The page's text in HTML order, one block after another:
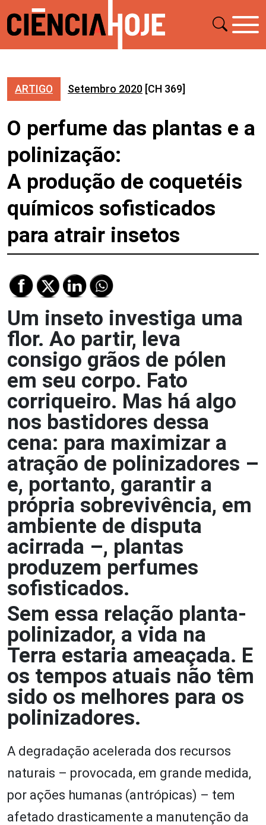
ARTIGO Setembro 2020 [CH 369]
O perfume das plantas e a
polinização:
A produção de coquetéis
químicos sofisticados
para atrair insetos
Um inseto investiga uma
flor. Ao partir, leva
consigo grãos de pólen
em seu corpo. Fato
corriqueiro. Mas há algo
nos bastidores dessa
cena: para maximizar a
atração de polinizadores –
e, portanto, garantir a
própria sobrevivência, em
ambiente de disputa
acirrada –, plantas
produzem perfumes
sofisticados.
Sem essa relação planta-
polinizador, a vida na
Terra estaria ameaçada. E
os tempos atuais não têm
sido os melhores para os
polinizadores.
A degradação acelerada dos recursos
naturais – provocada, em grande medida,
por ações humanas (antrópicas) – tem
afetado drasticamente a manutenção da